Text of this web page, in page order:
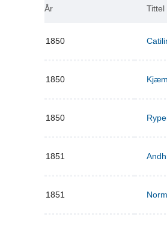
År Tittel
1850
1850
1850
1851
1851